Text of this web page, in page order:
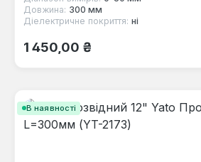
Довжина: 300 мм
Діелектричне покриття: ні
Звичайна ціна:
1 450,00 ₴
В наявності